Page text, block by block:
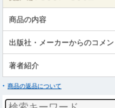
商品の内容
出版社・メーカーからのコメン
著者紹介
商品の返品について